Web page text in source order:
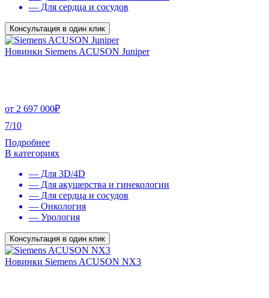
— Для сердца и сосудов
Консультация в один клик
Новинки Siemens ACUSON Juniper
от 2 697 000₽
7/10
Подробнее
В категориях
— Для 3D/4D
— Для акушерства и гинекологии
— Для сердца и сосудов
— Онкология
— Урология
Консультация в один клик
Новинки Siemens ACUSON NX3